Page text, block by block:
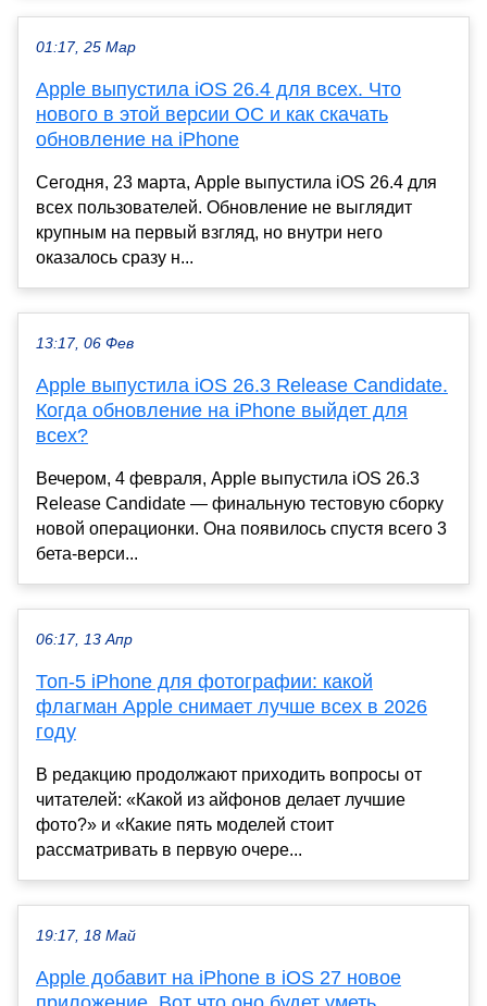
01:17, 25 Мар
Apple выпустила iOS 26.4 для всех. Что
нового в этой версии ОС и как скачать
обновление на iPhone
Сегодня, 23 марта, Apple выпустила iOS 26.4 для
всех пользователей. Обновление не выглядит
крупным на первый взгляд, но внутри него
оказалось сразу н...
13:17, 06 Фев
Apple выпустила iOS 26.3 Release Candidate.
Когда обновление на iPhone выйдет для
всех?
Вечером, 4 февраля, Apple выпустила iOS 26.3
Release Candidate — финальную тестовую сборку
новой операционки. Она появилось спустя всего 3
бета-верси...
06:17, 13 Апр
Топ-5 iPhone для фотографии: какой
флагман Apple снимает лучше всех в 2026
году
В редакцию продолжают приходить вопросы от
читателей: «Какой из айфонов делает лучшие
фото?» и «Какие пять моделей стоит
рассматривать в первую очере...
19:17, 18 Май
Apple добавит на iPhone в iOS 27 новое